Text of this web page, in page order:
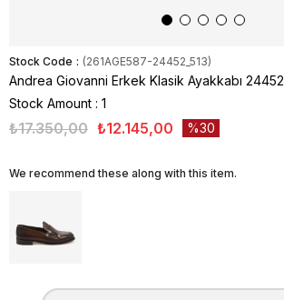
Stock Code (261AGE587-24452_513)
Andrea Giovanni Erkek Klasik Ayakkabı 24452
Stock Amount : 1
₺17.350,00 ₺12.145,00 30
We recommend these along with this item.